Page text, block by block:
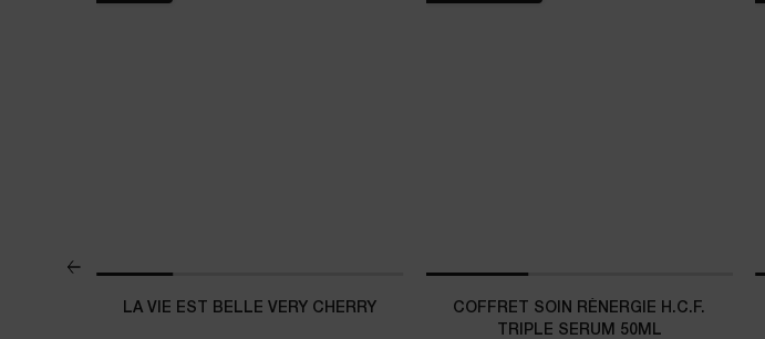
LA VIE EST BELLE VERY CHERRY
COFFRET SOIN RÉNERGIE H.C.F.
TRIPLE SERUM 50ML